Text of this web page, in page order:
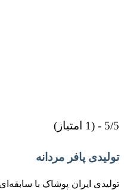
5/5 - (1 امتیاز)
تولیدی پافر مردانه
تولیدی ایران پوشاک با